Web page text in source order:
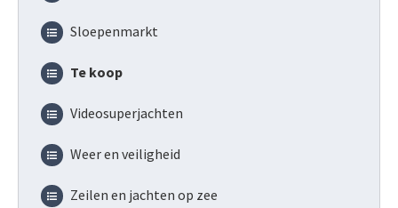
Sloepenmarkt
Te koop
Videosuperjachten
Weer en veiligheid
Zeilen en jachten op zee